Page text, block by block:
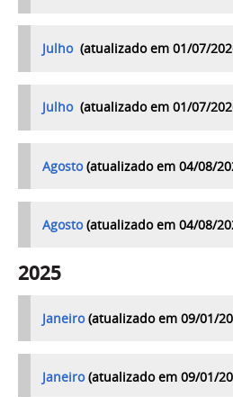
Julho (atualizado em 01/07/
Julho (atualizado em 01/07/
Agosto(atualizado em 04/08/
Agosto(atualizado em 04/08/
2025
Janeiro(atualizado em 09/01/
Janeiro(atualizado em 09/01/